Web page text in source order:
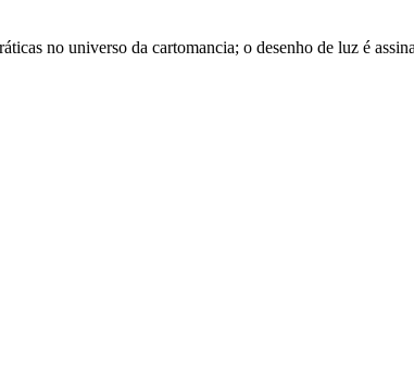
no universo da cartomancia; o desenho de luz é